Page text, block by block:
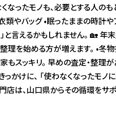
なったモノも、必要とする人の
類やバッグ •眠ったままの時計
と言えるかもしれません。 🏡
理を始める方が増えます。 •冬
スッキリ。 早めの査定・整理
かけに、 「使わなくなったモノ
店は、山口県からその循環をサ